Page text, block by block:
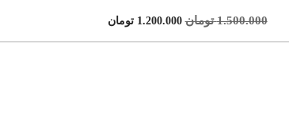
1.500.000 تومان 1.200.000 تومان